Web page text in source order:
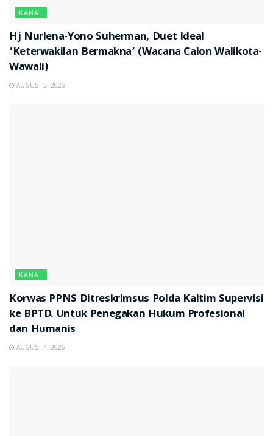
KANAL
Hj Nurlena-Yono Suherman, Duet Ideal
‘Keterwakilan Bermakna’ (Wacana Calon Walikota-
Wawali)
AUGUST 5, 2026
KANAL
Korwas PPNS Ditreskrimsus Polda Kaltim Supervisi
ke BPTD. Untuk Penegakan Hukum Profesional
dan Humanis
AUGUST 4, 2026